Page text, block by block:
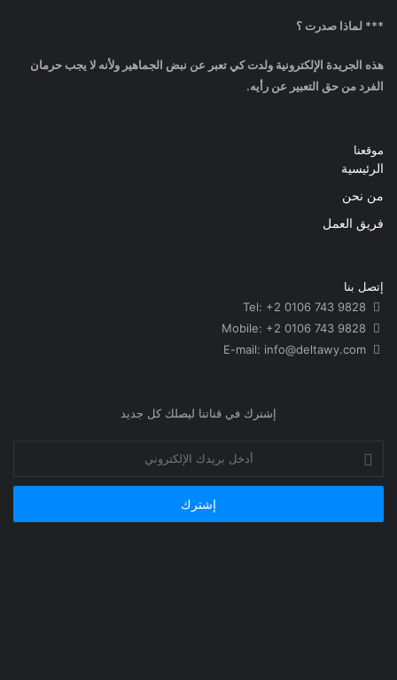
*** لماذا صدرت ؟
الفرد من حق التعبير عن رأيه.
موقعنا
الرئيسية
فريق العمل
إتصل بنا
info@deltawy.com
إشترك في قناتنا ليصلك كل جديد
بريدك